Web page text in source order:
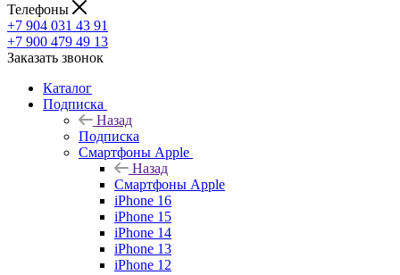
Телефоны
+7 904 031 43 91
+7 900 479 49 13
Заказать звонок
Каталог
Подписка
Назад
Подписка
Смартфоны Apple
Назад
Смартфоны Apple
iPhone 16
iPhone 15
iPhone 14
iPhone 13
iPhone 12